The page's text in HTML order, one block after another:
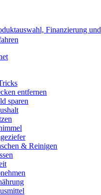
Finanzierung und
entfernen
sparen
& Reinigen